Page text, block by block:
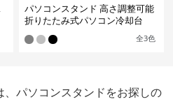
パソコンスタンド 高さ調整可能
折りたたみ式パソコン冷却台
全3色
パソコンスタンドをお探しの